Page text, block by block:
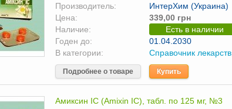
Производитель:
ИнтерХим (Украина)
Цена:
339,00 грн
Наличие:
Есть в наличии
Годен до:
01.04.2030
В категории:
Справочник лекарств
Подробнее о товаре Купить
Амиксин IC (Amixin IC), табл. по 125 мг, №3